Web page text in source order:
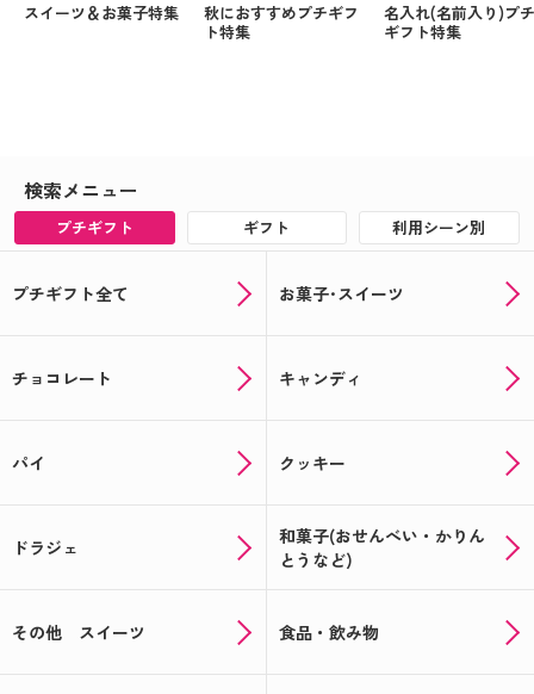
スイーツ＆お菓子特集
秋におすすめプチギフ
ト特集
名入れ(名前入り)プチ
ギフト特集
検索メニュー
プチギフト ギフト 利用シーン別
プチギフト全て お菓子･スイーツ
チョコレート キャンディ
パイ クッキー
ドラジェ
和菓子(おせんべい・かりん
とうなど)
その他 スイーツ 食品・飲み物